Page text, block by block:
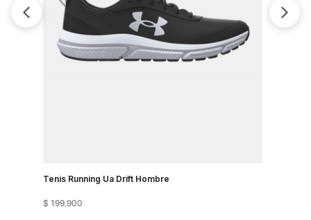
Tenis Running Ua Drift Hombre
$ 199.900